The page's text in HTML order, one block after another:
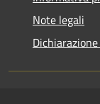
Note legali